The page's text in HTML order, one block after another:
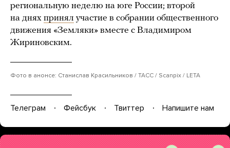
региональную неделю на юге России; второй
на днях принял участие в собрании общественного
движения «Земляки» вместе с Владимиром
Жириновским.
Фото в анонсе: Станислав Красильников / ТАСС / Scanpix / LETA
Телеграм Фейсбук Твиттер Напишите нам